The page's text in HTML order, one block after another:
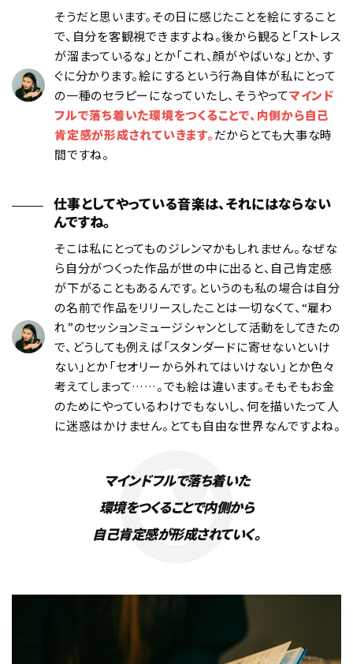
そうだと思います。その日に感じたことを絵にすること
で、自分を客観視できますよね。後から観ると「ストレス
が溜まっているな」とか「これ、顔がやばいな」とか、す
ぐに分かります。絵にするという行為自体が私にとって
の一種のセラピーになっていたし、そうやってマインド
フルで落ち着いた環境をつくることで、内側から自己
肯定感が形成されていきます。だからとても大事な時
間ですね。
仕事としてやっている音楽は、それにはならない
んですね。
そこは私にとってものジレンマかもしれません。なぜな
ら自分がつくった作品が世の中に出ると、自己肯定感
が下がることもあるんです。というのも私の場合は自分
の名前で作品をリリースしたことは一切なくて、“雇わ
れ”のセッションミュージシャンとして活動をしてきたの
で、どうしても例えば「スタンダードに寄せないといけ
ない」とか「セオリーから外れてはいけない」とか色々
考えてしまって……。でも絵は違います。そもそもお金
のためにやっているわけでもないし、何を描いたって人
に迷惑はかけません。とても自由な世界なんですよね。
マインドフルで落ち着いた
環境をつくることで内側から
自己肯定感が形成されていく。